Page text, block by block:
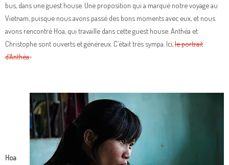
bus, dans une guest house. Une proposition qui a marqué notre voyage au
Vietnam, puisque nous avons passé des bons moments avec eux, et nous
avons rencontré Hoa, qui travaille dans cette guest house. Anthéa et
Christophe sont ouverts et généreux. C’était très sympa. Ici,le portrait
d’Anthéa.
Hoa